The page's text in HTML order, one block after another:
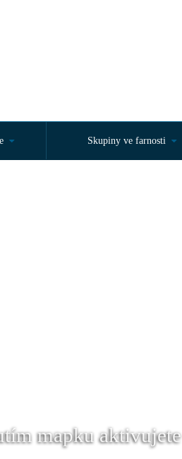
Skupiny ve farnosti
mapku aktivujete